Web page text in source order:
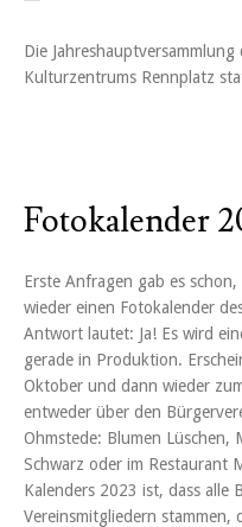
Die
Kulturzentrums Rennplatz
Fotokalender
Erste Anfragen gab es
wieder einen Fotokalender
Antwort lautet: Ja! Es wird
gerade in Produktion.
Oktober und dann wieder
entweder über den
Ohmstede: Blumen Lüschen,
Schwarz oder im Restaurant
Kalenders 2023 ist, dass alle
Vereinsmitgliedern stammen,